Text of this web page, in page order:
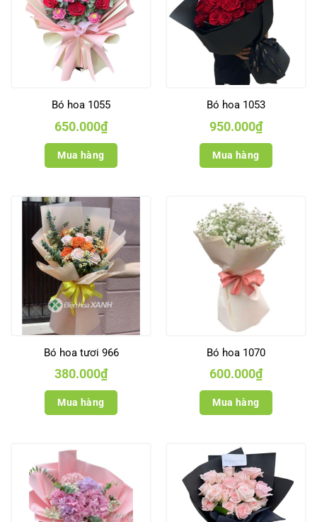
Bó hoa 1055
650.000₫
Mua hàng
Bó hoa 1053
950.000₫
Mua hàng
Bó hoa tươi 966
380.000₫
Mua hàng
Bó hoa 1070
600.000₫
Mua hàng